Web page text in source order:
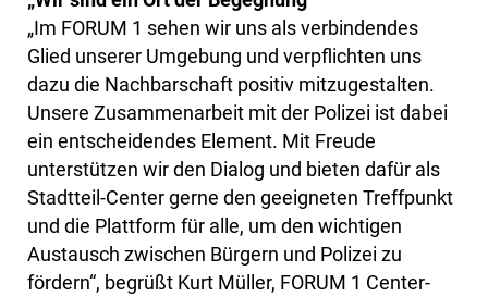
„Im FORUM 1 sehen wir uns als verbindendes
Glied unserer Umgebung und verpflichten uns
dazu die Nachbarschaft positiv mitzugestalten.
Unsere Zusammenarbeit mit der Polizei ist dabei
ein entscheidendes Element. Mit Freude
unterstützen wir den Dialog und bieten dafür als
Stadtteil-Center gerne den geeigneten Treffpunkt
und die Plattform für alle, um den wichtigen
Austausch zwischen Bürgern und Polizei zu
fördern“, begrüßt Kurt Müller, FORUM 1 Center-